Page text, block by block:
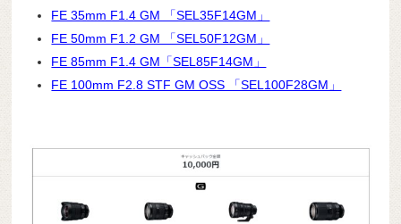
FE 35mm F1.4 GM 「SEL35F14GM」
FE 50mm F1.2 GM 「SEL50F12GM」
FE 85mm F1.4 GM「SEL85F14GM」
FE 100mm F2.8 STF GM OSS 「SEL100F28GM」